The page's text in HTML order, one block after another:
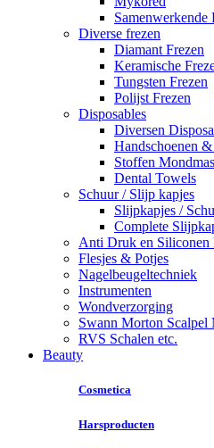
Samenwerkende
Diverse frezen
Diamant Frezen
Keramische
Tungsten Frezen
Polijst Frezen
Disposables
Diversen
Handschoenen
Stoffen
Dental Towels
Schuur / Slijp kapjes
Slijpkapjes /
Complete
Anti Druk en Siliconen
Flesjes & Potjes
Nagelbeugeltechniek
Instrumenten
Wondverzorging
Swann Morton Scalpel
RVS Schalen etc.
Beauty
Cosmetica
Harsproducten